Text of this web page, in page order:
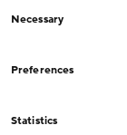
Selection
Necessary
Preferences
Statistics